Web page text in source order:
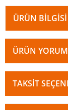
ÜRÜN BILGISI
ÜRÜN
TAKSIT